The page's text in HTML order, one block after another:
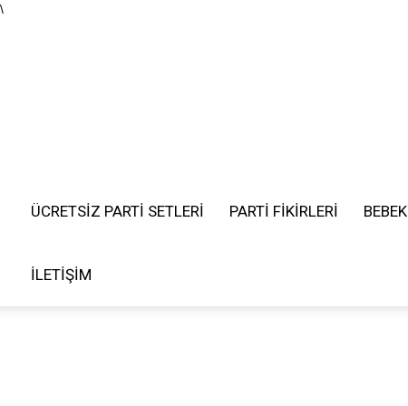
\
ÜCRETSIZ PARTI SETLERI PARTİ FİKİRLERİ BEBEK
İLETIŞIM